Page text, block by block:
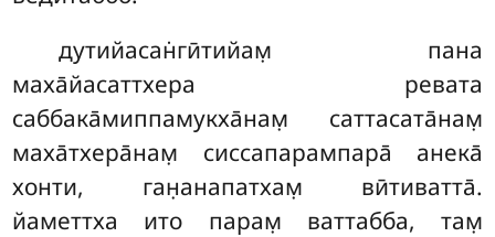
дутийасан̇гӣтийам̣ пана
маха̄йасаттхера ревата
саббака̄миппамукха̄нам̣ саттасата̄нам̣
маха̄тхера̄нам̣ сиссапарампара̄ анека̄
хонти, ган̣анапатхам̣ вӣтиватта̄.
йаметтха ито парам̣ ваттабба, там̣